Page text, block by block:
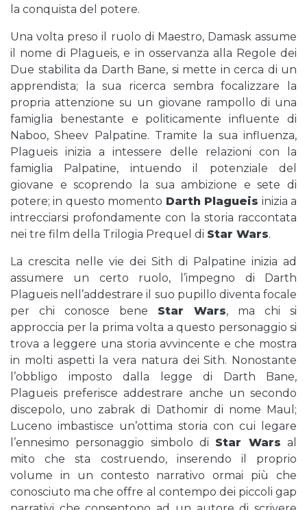
la conquista del potere.
Una volta preso il ruolo di Maestro, Damask assume
il nome di Plagueis, e in osservanza alla Regole dei
Due stabilita da Darth Bane, si mette in cerca di un
apprendista; la sua ricerca sembra focalizzare la
propria attenzione su un giovane rampollo di una
famiglia benestante e politicamente influente di
Naboo, Sheev Palpatine. Tramite la sua influenza,
Plagueis inizia a intessere delle relazioni con la
famiglia Palpatine, intuendo il potenziale del
giovane e scoprendo la sua ambizione e sete di
potere; in questo momento Darth Plagueis inizia a
intrecciarsi profondamente con la storia raccontata
nei tre film della Trilogia Prequel di Star Wars.
La crescita nelle vie dei Sith di Palpatine inizia ad
assumere un certo ruolo, l’impegno di Darth
Plagueis nell’addestrare il suo pupillo diventa focale
per chi conosce bene Star Wars, ma chi si
approccia per la prima volta a questo personaggio si
trova a leggere una storia avvincente e che mostra
in molti aspetti la vera natura dei Sith. Nonostante
l’obbligo imposto dalla legge di Darth Bane,
Plagueis preferisce addestrare anche un secondo
discepolo, uno zabrak di Dathomir di nome Maul;
Luceno imbastisce un’ottima storia con cui legare
l’ennesimo personaggio simbolo di Star Wars al
mito che sta costruendo, inserendo il proprio
volume in un contesto narrativo ormai più che
conosciuto ma che offre al contempo dei piccoli gap